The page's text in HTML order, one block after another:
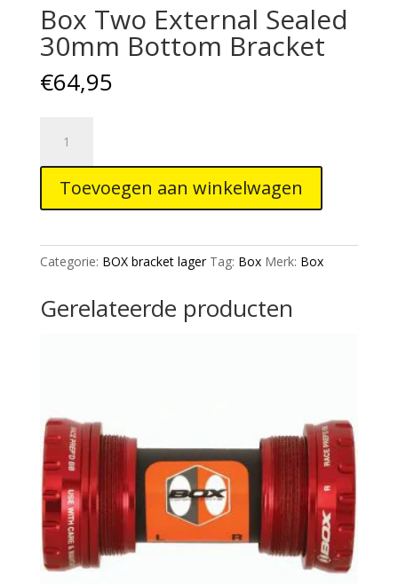
Box Two External Sealed
30mm Bottom Bracket
€64,95
External
Sealed
30mm
Bracket
aantal
Toevoegen aan winkelwagen
Categorie: BOX bracket lager Tag: Box Merk: Box
Gerelateerde producten